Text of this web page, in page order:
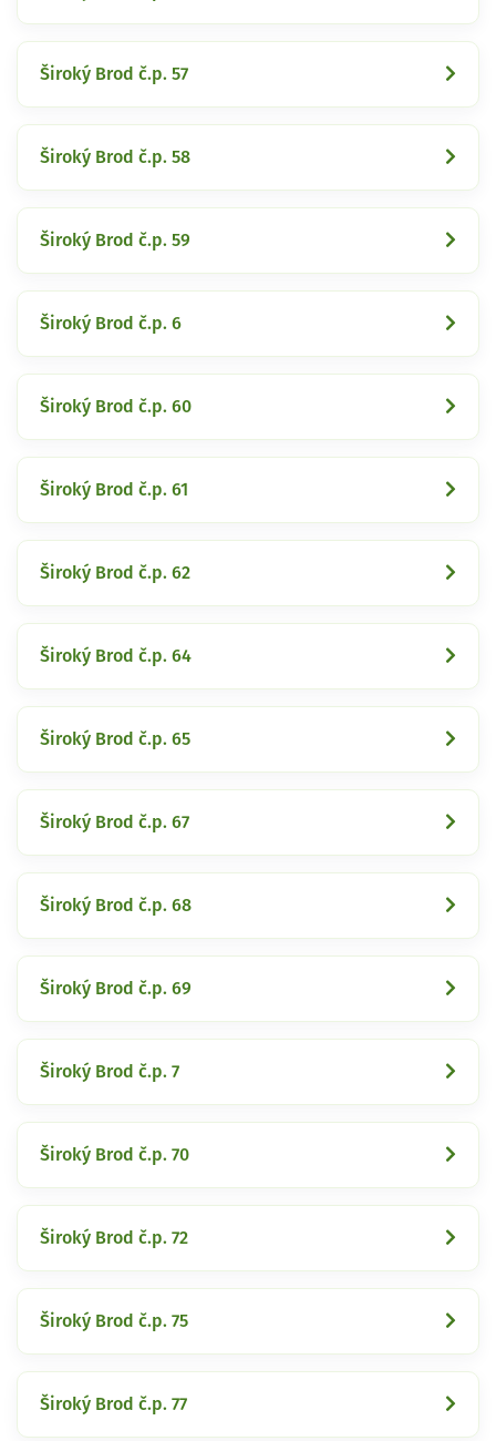
Široký Brod č.p. 57
Široký Brod č.p. 58
Široký Brod č.p. 59
Široký Brod č.p. 6
Široký Brod č.p. 60
Široký Brod č.p. 61
Široký Brod č.p. 62
Široký Brod č.p. 64
Široký Brod č.p. 65
Široký Brod č.p. 67
Široký Brod č.p. 68
Široký Brod č.p. 69
Široký Brod č.p. 7
Široký Brod č.p. 70
Široký Brod č.p. 72
Široký Brod č.p. 75
Široký Brod č.p. 77